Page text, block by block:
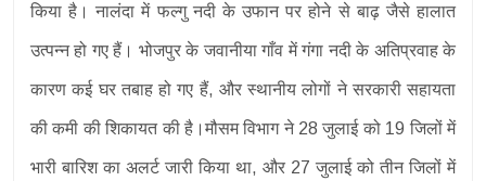
किया है। नालंदा में फल्गु नदी के उफान पर होने से बाढ़ जैसे हालात
उत्पन्न हो गए हैं। भोजपुर के जवानीया गाँव में गंगा नदी के अतिप्रवाह के
कारण कई घर तबाह हो गए हैं, और स्थानीय लोगों ने सरकारी सहायता
की कमी की शिकायत की है।मौसम विभाग ने 28 जुलाई को 19 जिलों में
भारी बारिश का अलर्ट जारी किया था, और 27 जुलाई को तीन जिलों में